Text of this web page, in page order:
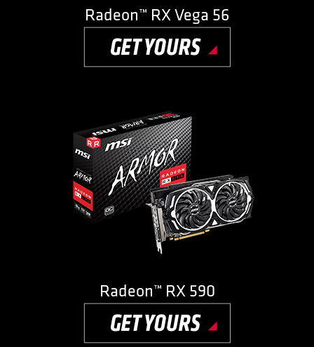
Radeon™ RX Vega 56
Radeon™ RX 590